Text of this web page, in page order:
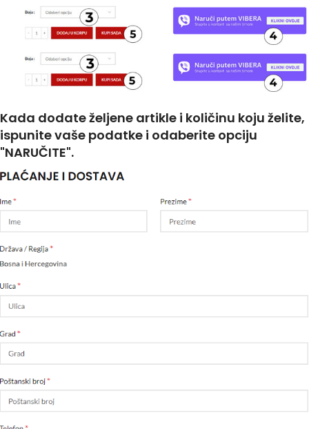
Kada dodate željene artikle i količinu koju želite,
ispunite vaše podatke i odaberite opciju
"NARUČITE".